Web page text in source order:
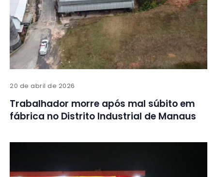
20 de abril de 2026
Trabalhador morre após mal súbito em
fábrica no Distrito Industrial de Manaus